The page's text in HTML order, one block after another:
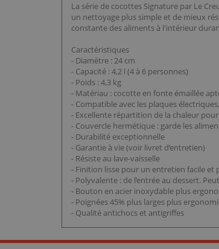
La série de cocottes Signature par Le
un nettoyage plus simple et de mieux
constante des aliments à l'intérieur
Caractéristiques
- Diamètre : 24 cm
- Capacité : 4,2 l (4 à 6 personnes)
- Poids : 4,3 kg
- Matériau : cocotte en fonte émaillée
- Compatible avec les plaques
- Excellente répartition de la chaleur
- Couvercle hermétique : garde les
- Durabilité exceptionnelle
- Garantie à vie (voir livret d’entretien)
- Résiste au lave-vaisselle
- Finition lisse pour un entretien facile et
- Polyvalente : de l’entrée au dessert.
- Bouton en acier inoxydable plus
- Poignées 45% plus larges plus
- Qualité antichocs et antigriffes